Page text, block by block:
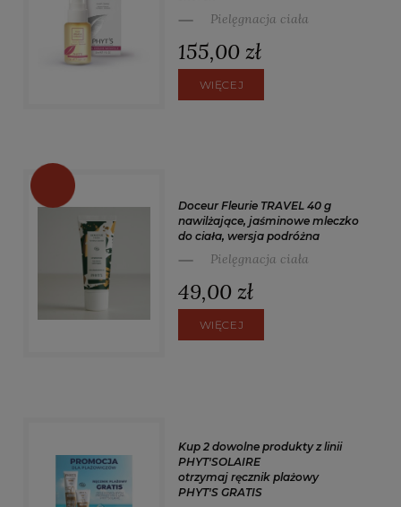
Pielęgnacja ciała
155,00 zł
WIĘCEJ
Doceur Fleurie TRAVEL 40 g
nawilżające, jaśminowe mleczko
do ciała, wersja podróżna
Pielęgnacja ciała
49,00 zł
WIĘCEJ
Kup 2 dowolne produkty z linii
PHYT'SOLAIRE
otrzymaj ręcznik plażowy
PHYT'S GRATIS